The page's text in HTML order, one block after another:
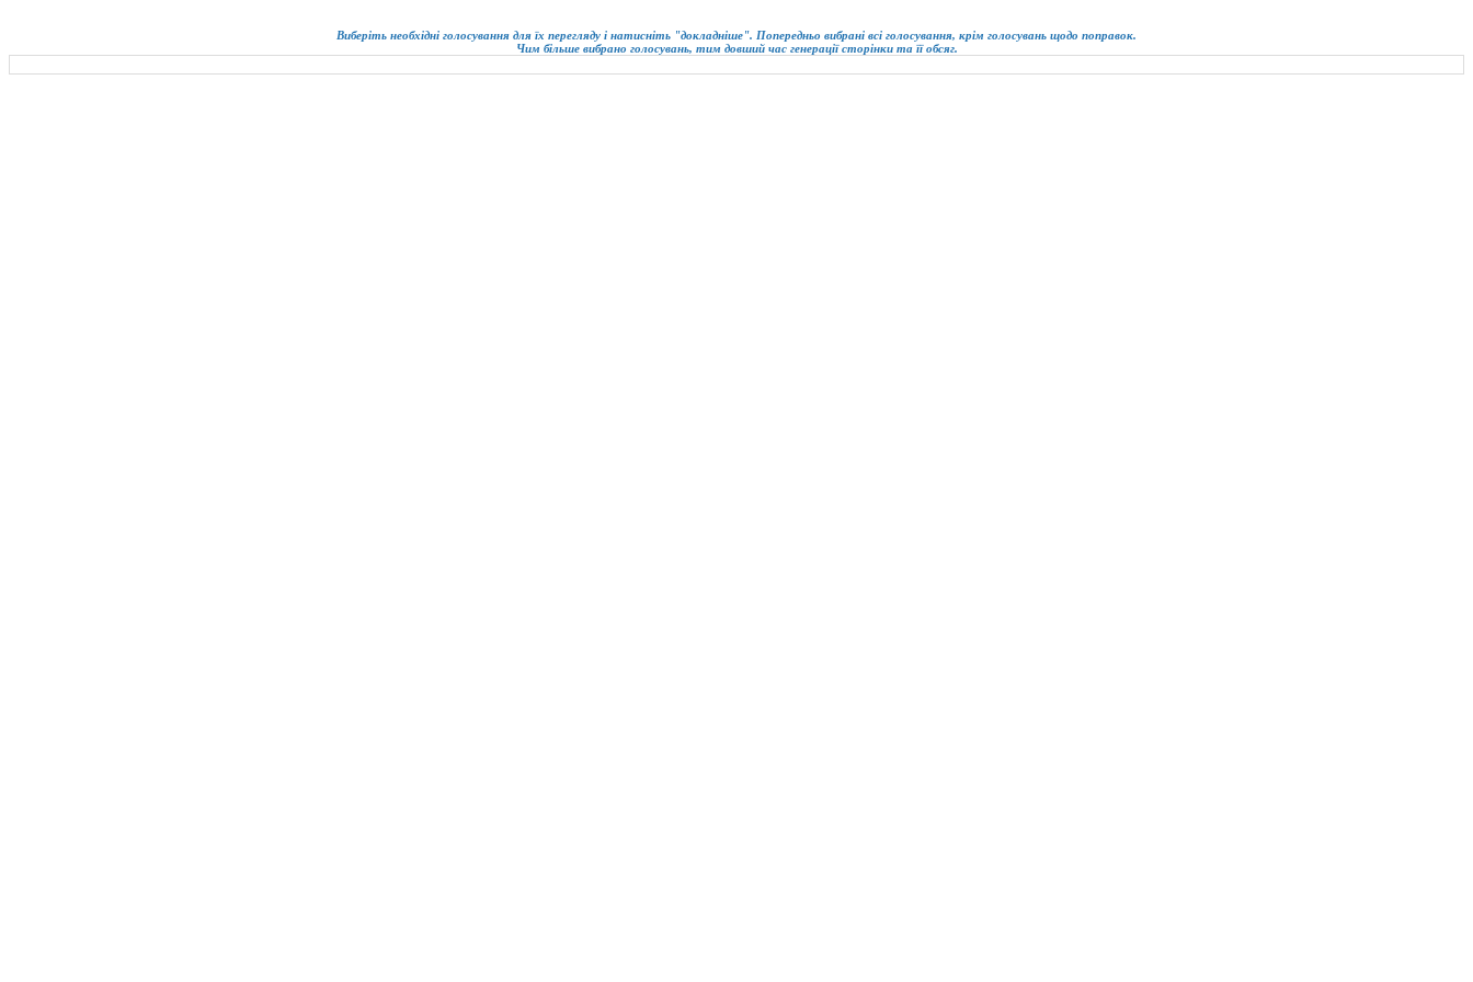
Виберіть необхідні голосування для їх перегляду і натисніть "докладніше". Попередньо вибрані всі голосування, крім голосувань щодо поправок.
Чим більше вибрано голосувань, тим довший час генерації сторінки та її обсяг.